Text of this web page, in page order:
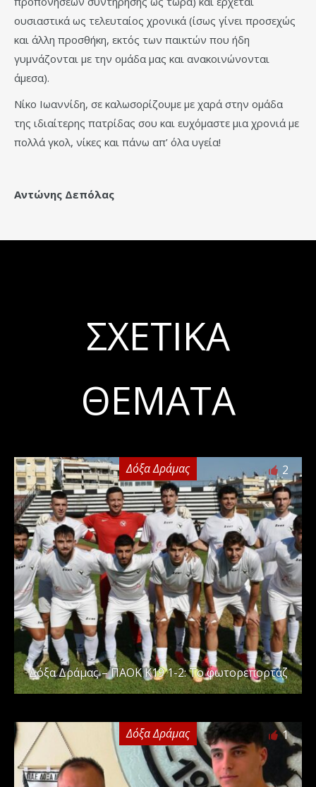
ουσιαστικά ως τελευταίος χρονικά (ίσως γίνει προσεχώς
και άλλη προσθήκη, εκτός των παικτών που ήδη
γυμνάζονται με την ομάδα μας και ανακοινώνονται
άμεσα).
Νίκο Ιωαννίδη, σε καλωσορίζουμε με χαρά στην ομάδα
της ιδιαίτερης πατρίδας σου και ευχόμαστε μια χρονιά με
πολλά γκολ, νίκες και πάνω απ’ όλα υγεία!
Αντώνης Δεπόλας
ΣΧΕΤΙΚΆ
ΘΈΜΑΤΑ
Δόξα Δράμας 2
Δόξα Δράμας – ΠΑΟΚ Κ19 1-2: Το φωτορεπορτάζ
Δόξα Δράμας 1